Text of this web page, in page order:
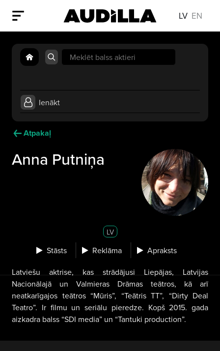
LV EN
Search
for:
Ienākt
Atpakaļ
Anna Putniņa
LV
Stāsts Reklāma Apraksts
Latviešu aktrise, kas strādājusi Liepājas, Latvijas
Nacionālajā un Valmieras Drāmas teātros, kā arī
neatkarīgajos teātros “Mūris”, “Teātris TT”, “Dirty Deal
Teatro”. Ir filmu un seriālu pieredze. Kopš 2015. gada
aizkadra balss “SDI media” un “Tantuki production”.